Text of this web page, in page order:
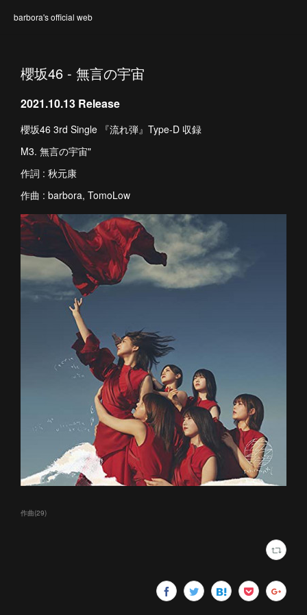
barbora's official web
櫻坂46 - 無言の宇宙
2021.10.13 Release
櫻坂46 3rd Single 『流れ弾』Type-D 収録
M3. 無言の宇宙"
作詞 : 秋元康
作曲 : barbora, TomoLow
作曲(29)